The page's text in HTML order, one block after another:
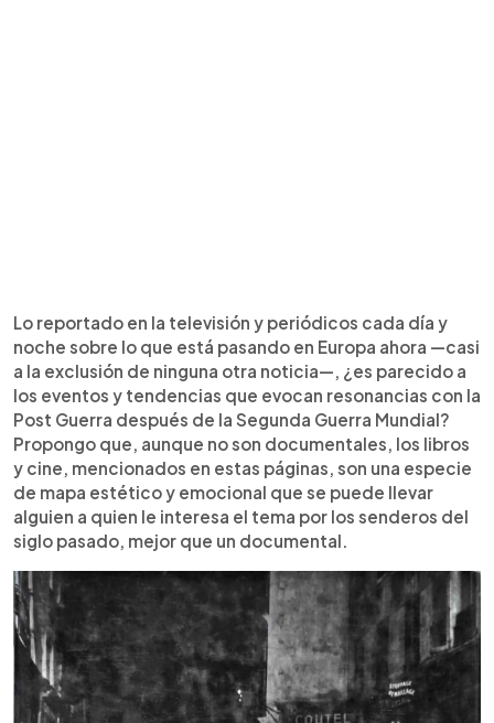
Lo reportado en la televisión y periódicos cada día y
noche sobre lo que está pasando en Europa ahora —casi
a la exclusión de ninguna otra noticia—, ¿es parecido a
los eventos y tendencias que evocan resonancias con la
Post Guerra después de la Segunda Guerra Mundial?
Propongo que, aunque no son documentales, los libros
y cine, mencionados en estas páginas, son una especie
de mapa estético y emocional que se puede llevar
alguien a quien le interesa el tema por los senderos del
siglo pasado, mejor que un documental.